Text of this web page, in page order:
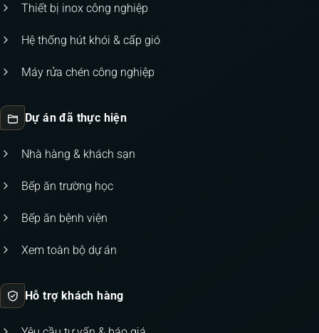
Thiết bị inox công nghiệp
Hệ thống hút khói & cấp gió
Máy rửa chén công nghiệp
Dự án đã thực hiện
Nhà hàng & khách sạn
Bếp ăn trường học
Bếp ăn bệnh viện
Xem toàn bộ dự án
Hỗ trợ khách hàng